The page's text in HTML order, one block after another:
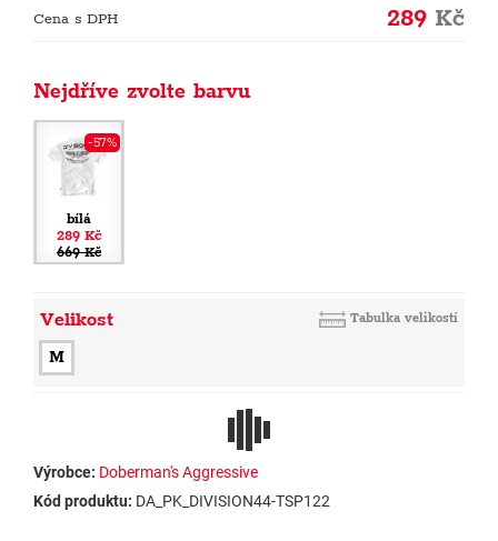
Cena s DPH 289 Kč
Nejdříve zvolte barvu
-57%
bílá
289 Kč
669 Kč
Velikost Tabulka velikostí
M
Výrobce: Doberman's Aggressive
Kód produktu: DA_PK_DIVISION44-TSP122